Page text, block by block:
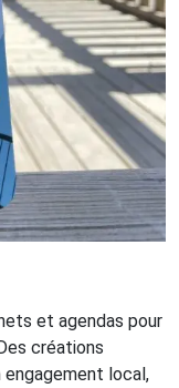
et agendas pour
créations
engagement local,